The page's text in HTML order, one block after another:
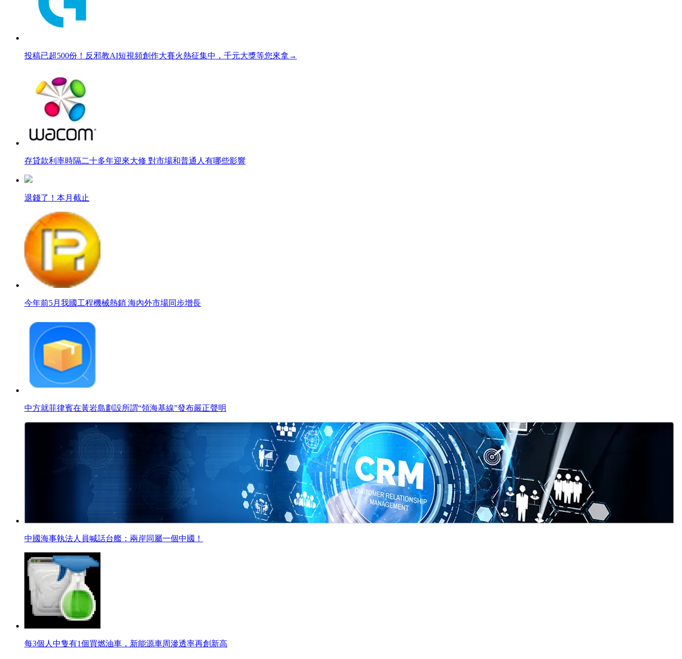
投稿已超500份！反邪教AI短視頻創作大賽火熱征集中，千元大獎等您來拿→
存貸款利率時隔二十多年迎來大修 對市場和普通人有哪些影響
退錢了！本月截止
今年前5月我國工程機械熱銷 海內外市場同步增長
中方就菲律賓在黃岩島劃設所謂“領海基線”發布嚴正聲明
中國海事執法人員喊話台艦：兩岸同屬一個中國！
每3個人中隻有1個買燃油車，新能源車周滲透率再創新高